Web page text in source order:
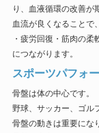
り、血液循環の改善が
血流が良くなることで、
・疲労回復・筋肉の
につながります。
スポーツパフォ
骨盤は体の中心です。
野球、サッカー、ゴル
骨盤の動きは重要にな